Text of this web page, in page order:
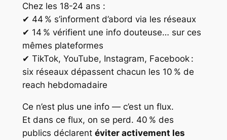
Chez les 18-24 ans :
✔ 44 % s’informent d’abord via les réseaux
✔ 14 % vérifient une info douteuse… sur ces
mêmes plateformes
✔ TikTok, YouTube, Instagram, Facebook :
six réseaux dépassent chacun les 10 % de
reach hebdomadaire
Ce n’est plus une info — c’est un flux.
Et dans ce flux, on se perd. 40 % des
publics déclarent éviter activement les